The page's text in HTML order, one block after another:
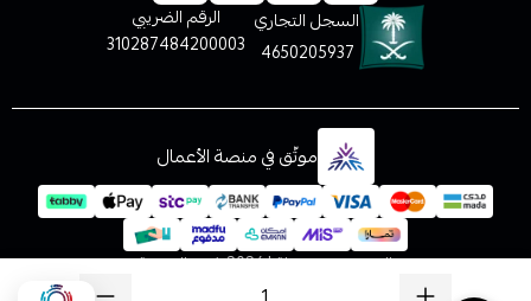
السجل التجاري
4650205937
الرقم الضريبي
310287484200003
موثّق في منصة الأعمال
الحقوق محفوظة | 2026 فيب المدينة